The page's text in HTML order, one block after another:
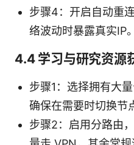
步骤4：开启自动重
络波动时暴露真实IP。
4.4 学习与研究资源
步骤1：选择拥有大
确保在需要时切换节
步骤2：启用分路由